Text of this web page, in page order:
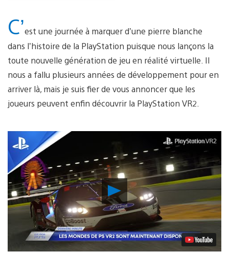
C’est une journée à marquer d’une pierre blanche
dans l’histoire de la PlayStation puisque nous lançons la
toute nouvelle génération de jeu en réalité virtuelle. Il
nous a fallu plusieurs années de développement pour en
arriver là, mais je suis fier de vous annoncer que les
joueurs peuvent enfin découvrir la PlayStation VR2.
Lancer
la
vidéo